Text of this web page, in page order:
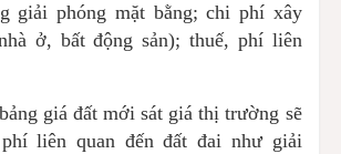
giải phóng mặt bằng; chi phí xây
ở, bất động sản); thuế, phí liên
giá đất mới sát giá thị trường sẽ
liên quan đến đất đai như giải